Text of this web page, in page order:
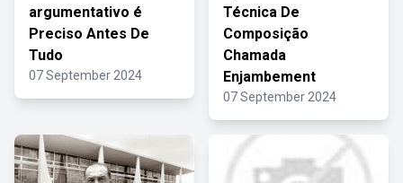
argumentativo é
Preciso Antes De
Tudo
07 September 2024
Técnica De
Composição
Chamada
Enjambement
07 September 2024